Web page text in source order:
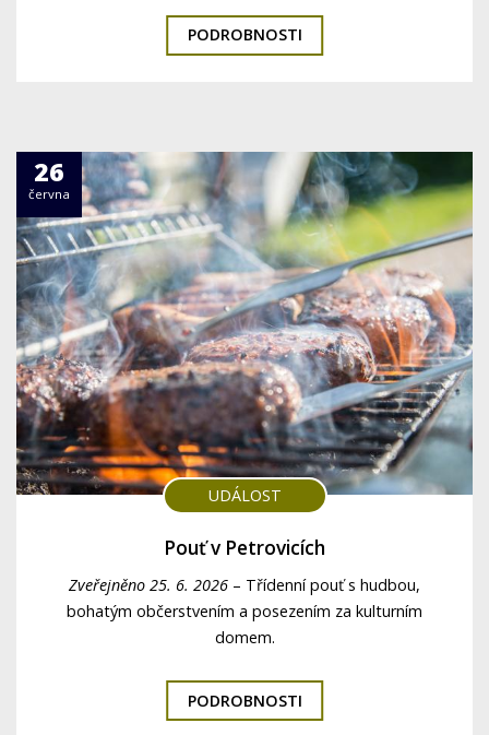
PODROBNOSTI
26
června
UDÁLOST
Pouť v Petrovicích
Zveřejněno 25. 6. 2026 – Třídenní pouť s hudbou,
bohatým občerstvením a posezením za kulturním
domem.
PODROBNOSTI